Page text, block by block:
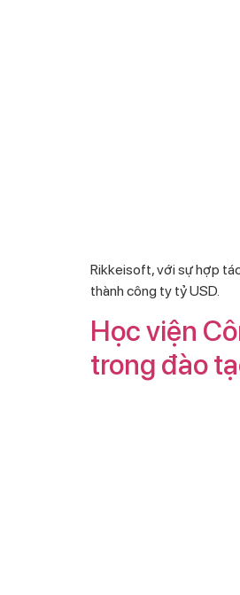
Rikkeisoft, với sự hợp
thành công ty tỷ USD.
Học viện
trong đào